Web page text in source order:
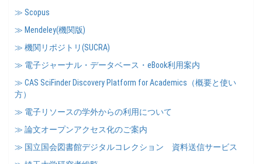
≫ Scopus
≫ Mendeley(機関版)
≫ 機関リポジトリ(SUCRA)
≫ 電子ジャーナル・データベース・eBook利用案内
≫ CAS SciFinder Discovery Platform for Academics（概要と使い
方）
≫ 電子リソースの学外からの利用について
≫ 論文オープンアクセス化のご案内
≫ 国立国会図書館デジタルコレクション 資料送信サービス